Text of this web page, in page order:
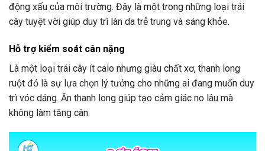
động xấu của môi trường. Đây là một trong những loại trái
cây tuyệt vời giúp duy trì làn da trẻ trung và sáng khỏe.
Hỗ trợ kiểm soát cân nặng
Là một loại trái cây ít calo nhưng giàu chất xơ, thanh long
ruột đỏ là sự lựa chọn lý tưởng cho những ai đang muốn duy
trì vóc dáng. Ăn thanh long giúp tạo cảm giác no lâu mà
không làm tăng cân.